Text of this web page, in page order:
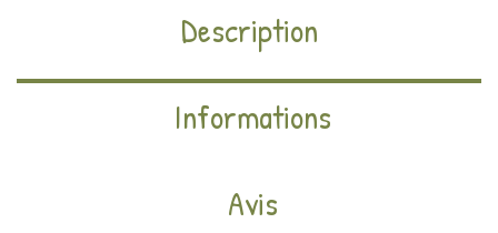
Description
Informations
Avis